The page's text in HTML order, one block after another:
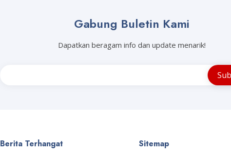
Gabung Buletin Kami
Dapatkan beragam info dan update menarik!
Berita Terhangat Sitemap